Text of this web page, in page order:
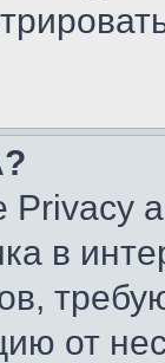
Privacy
в
от